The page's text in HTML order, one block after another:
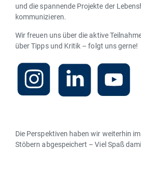
und die spannende Projekte der
kommunizieren.
Wir freuen uns über die aktive
über Tipps und Kritik – folgt uns gerne!
Die Perspektiven haben wir weiterhin
Stöbern abgespeichert – Viel Spaß